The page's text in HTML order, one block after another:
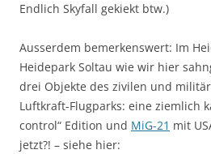
Endlich Skyfall gekiekt btw.)
Ausserdem bemerkenswert: Im
Heidepark Soltau wie wir hier
drei Objekte des zivilen und
Luftkraft-Flugparks: eine ziemlich
control“ Edition und MiG-21 mit
jetzt?! – siehe hier: